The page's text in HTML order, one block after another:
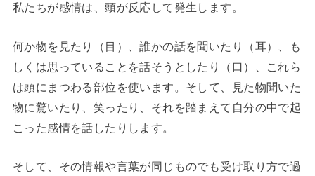
私たちが感情は、頭が反応して発生します。
何か物を見たり（目）、誰かの話を聞いたり（耳）、も
しくは思っていることを話そうとしたり（口）、これら
は頭にまつわる部位を使います。そして、見た物聞いた
物に驚いたり、笑ったり、それを踏まえて自分の中で起
こった感情を話したりします。
そして、その情報や言葉が同じものでも受け取り方で過